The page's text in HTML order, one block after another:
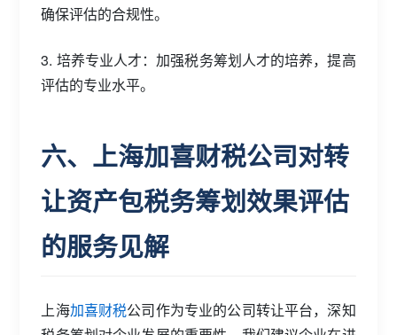
确保评估的合规性。
3. 培养专业人才：加强税务筹划人才的培养，提高
评估的专业水平。
六、上海加喜财税公司对转
让资产包税务筹划效果评估
的服务见解
上海加喜财税公司作为专业的公司转让平台，深知